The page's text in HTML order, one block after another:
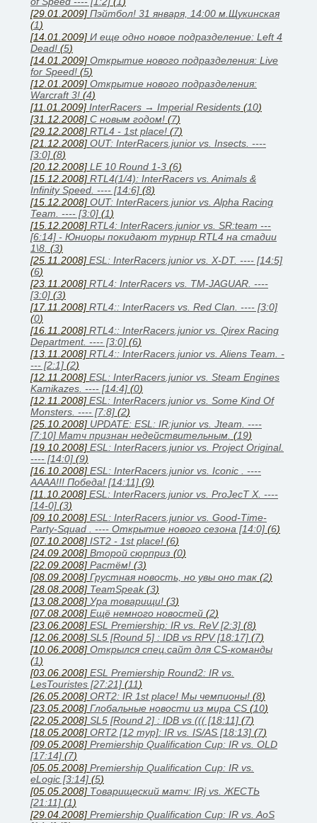
[29.01.2009] Пэйтбол! 31 января, 14:00 м.Щукинская
(1)
[14.01.2009] И еще одно новое подразделение: Left 4
Dead! (5)
[14.01.2009] Открытие нового подразделения: Live
for Speed! (5)
[12.01.2009] Открытие нового подразделения:
Warcraft 3! (4)
[11.01.2009] InterRacers → Imperial Residents (10)
[31.12.2008] C новым годом! (7)
[29.12.2008] RTL4 - 1st place! (7)
[21.12.2008] OUT: InterRacers.junior vs. Insects. ----
[3:0] (8)
[20.12.2008] LE 10 Round 1-3 (6)
[15.12.2008] RTL4(1/4): InterRacers vs. Animals &
Infinity Speed. ---- [14:6] (8)
[15.12.2008] OUT: InterRacers.junior vs. Alpha Racing
Team. ---- [3:0] (1)
[15.12.2008] RTL4: InterRacers.junior vs. SR:team ---
[6:14] - Юниоры покидают турнир RTL4 на стадии
1\8. (3)
[25.11.2008] ESL: InterRacers.junior vs. X-DT. ---- [14:5]
(6)
[23.11.2008] RTL4: InterRacers vs. TM-JAGUAR. ----
[3:0] (3)
[17.11.2008] RTL4:: InterRacers vs. Red Clan. ---- [3:0]
(0)
[16.11.2008] RTL4:: InterRacers.junior vs. Qirex Racing
Department. ---- [3:0] (6)
[13.11.2008] RTL4:: InterRacers.junior vs. Aliens Team. -
--- [2:1] (2)
[12.11.2008] ESL: InterRacers.junior vs. Steam Engines
Kamikazes. ---- [14:4] (0)
[12.11.2008] ESL: InterRacers.junior vs. Some Kind Of
Monsters. ---- [7:8] (2)
[25.10.2008] UPDATE: ESL: IR:junior vs. Jteam. ----
[7:10] Матч признан недействительным. (19)
[19.10.2008] ESL: InterRacers.junior vs. Project Original.
---- [14:0] (9)
[16.10.2008] ESL: InterRacers.junior vs. Iconic . ----
АААА!!! Победа! [14:11] (9)
[11.10.2008] ESL: InterRacers.junior vs. ProJecT X. ----
[14-0] (3)
[09.10.2008] ESL: InterRacers.junior vs. Good-Time-
Party-Squad . ---- Открытие нового сезона [14:0] (6)
[07.10.2008] IST2 - 1st place! (6)
[24.09.2008] Второй сюрприз (0)
[22.09.2008] Растём! (3)
[08.09.2008] Грустная новость, но увы оно так (2)
[28.08.2008] TeamSpeak(3)
[13.08.2008] Ура товарищи! (3)
[07.08.2008] Ещё немного новостей (2)
[23.06.2008] ESL Premiership: IR vs. ReV [2:3] (8)
[12.06.2008] SL5 [Round 5] : IDB vs RPV [18:17] (7)
[10.06.2008] Открылся спец.сайт для CS-команды
(1)
[03.06.2008] ESL Premiership Round2: IR vs.
LesTouristes [27:21] (11)
[26.05.2008] ORT2: IR 1st place! Мы чемпионы! (8)
[23.05.2008] Глобальные новости из мира CS (10)
[22.05.2008] SL5 [Round 2] : IDB vs ((( [18:11] (7)
[18.05.2008] ORT2 [12 тур]: IR vs. IS/AS [18:13] (7)
[09.05.2008] Premiership Qualification Cup: IR vs. OLD
[17:14] (7)
[05.05.2008] Premiership Qualification Cup: IR vs.
eLogic [3:14] (5)
[05.05.2008] Товарищеский матч: IRj vs. ЖЕСТЬ
[21:11] (1)
[29.04.2008] Premiership Qualification Cup: IR vs. AoS